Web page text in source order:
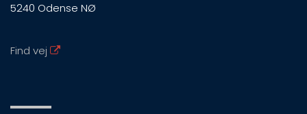
5240 Odense NØ
Find vej